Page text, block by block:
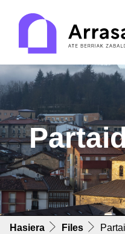
Hasiera Files